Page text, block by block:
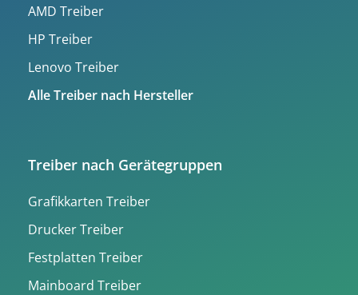
AMD Treiber
HP Treiber
Lenovo Treiber
Alle Treiber nach Hersteller
Treiber nach Gerätegruppen
Grafikkarten Treiber
Drucker Treiber
Festplatten Treiber
Mainboard Treiber